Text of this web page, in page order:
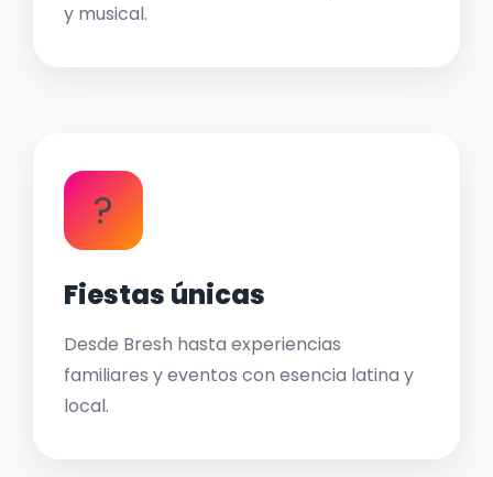
y musical.
?
Fiestas únicas
Desde Bresh hasta experiencias
familiares y eventos con esencia latina y
local.